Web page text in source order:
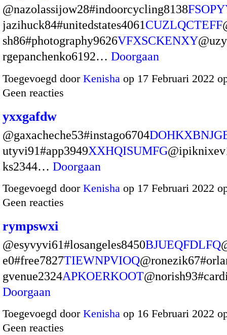
@nazolassijow28#indoorcycling8138
jazihuck84#unitedstates4061CUZLQCTEFF
sh86#photography9626VFXSCKENXY
rgepanchenko6192… Doorgaan
Toegevoegd door Kenisha op 17 Februari 2022
Geen reacties
yxxgafdw
@gaxacheche53#instago6704
utyvi91#app3949XXHQISUMFG
ks2344… Doorgaan
Toegevoegd door Kenisha op 17 Februari 2022
Geen reacties
rympswxi
@esyvyvi61#losangeles8450BJUEQFDLFQ
e0#free7827TIEWNPVIOQ
gvenue2324APKOERKOOT
Doorgaan
Toegevoegd door Kenisha op 16 Februari 2022
Geen reacties